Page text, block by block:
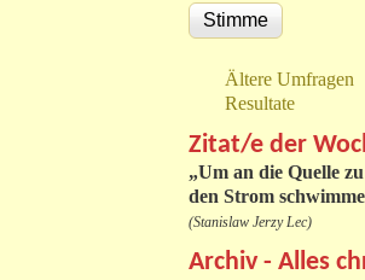
Ältere Umfragen
Resultate
Zitat/e der
„Um an die Quelle
den Strom
(Stanislaw Jerzy Lec)
Archiv - Alles